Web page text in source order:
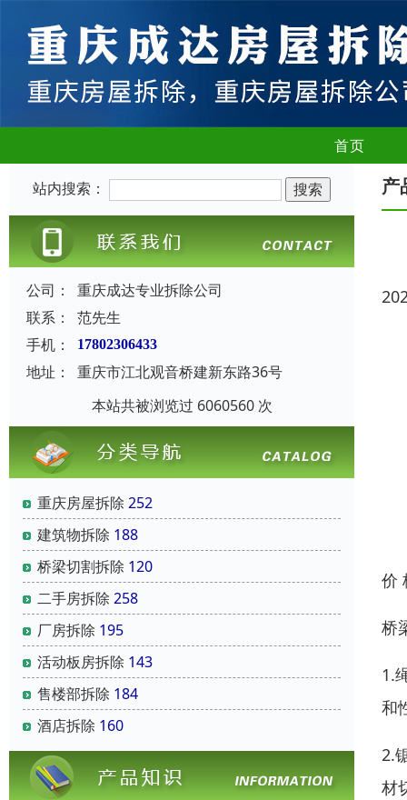
首页
站内搜索：
公司：
重庆成达专业拆除公司
联系：
范先生
手机：
17802306433
地址：
重庆市江北观音桥建新东路36号
本站共被浏览过 6060560 次
重庆房屋拆除 252
建筑物拆除 188
桥梁切割拆除 120
二手房拆除 258
厂房拆除 195
活动板房拆除 143
售楼部拆除 184
酒店拆除 160
产
价
桥
1.
和
2.
材